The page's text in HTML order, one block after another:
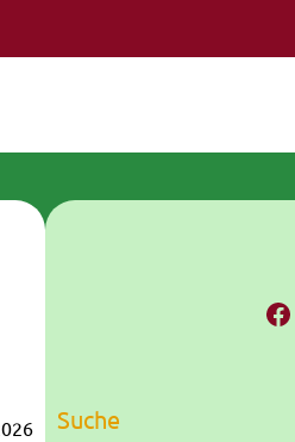
Facebook
Suche